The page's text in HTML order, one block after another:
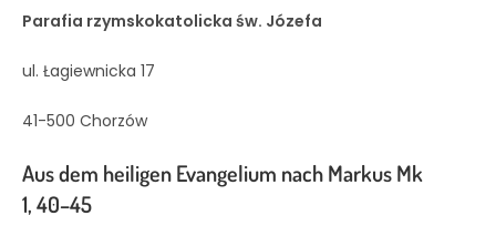
Parafia rzymskokatolicka św. Józefa
ul. Łagiewnicka 17
41-500 Chorzów
Aus dem heiligen Evangelium nach Markus Mk
1, 40–45